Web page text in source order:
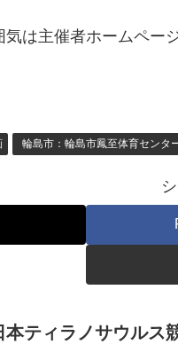
は主催者ホームペー
輪島市：輪島市鳳至体育センタ
ティラノサウルス